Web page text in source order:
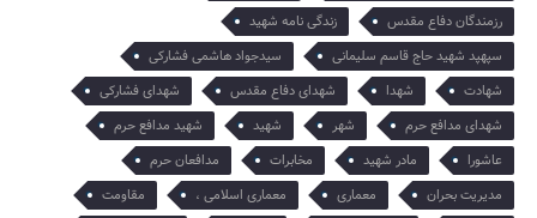
رزمندگان دفاع مقدس
زندگی نامه شهید
سپهپد شهید حاج قاسم سلیمانی
سیدجواد هاشمی فشارکی
شهادت
شهدا شهدای دفاع مقدس
شهدای فشارکی
شهدای مدافع حرم
شهر شهید
شهید مدافع حرم
عاشورا
مادر شهید مخابرات
مدافعان حرم
مدیریت بحران
معماری معماری اسلامی ،
مقاومت